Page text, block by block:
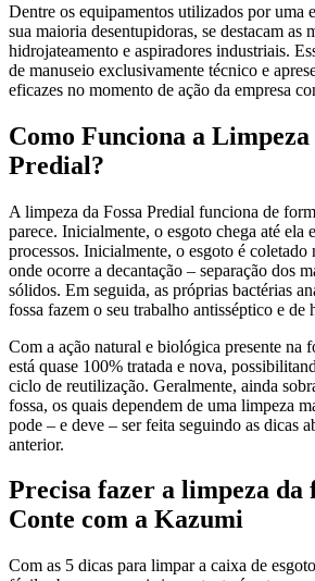
Dentre os equipamentos utilizados por uma
sua maioria desentupidoras, se destacam as
hidrojateamento e aspiradores industriais.
de manuseio exclusivamente técnico e
eficazes no momento de ação da empresa
Como Funciona a Limpeza
Predial?
A limpeza da Fossa Predial funciona de
parece. Inicialmente, o esgoto chega até ela
processos. Inicialmente, o esgoto é coletado
onde ocorre a decantação – separação dos
sólidos. Em seguida, as próprias bactérias
fossa fazem o seu trabalho antisséptico e de
Com a ação natural e biológica presente na
está quase 100% tratada e nova,
ciclo de reutilização. Geralmente, ainda
fossa, os quais dependem de uma limpeza
pode – e deve – ser feita seguindo as dicas
anterior.
Precisa fazer a limpeza da
Conte com a Kazumi
Com as 5 dicas para limpar a caixa de